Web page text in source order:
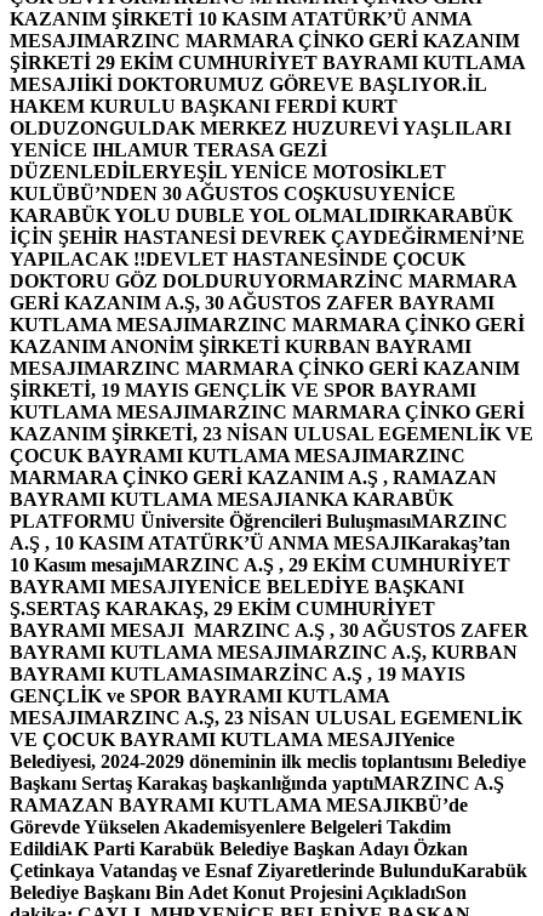
KAZANIM ŞİRKETİ 10 KASIM ATATÜRK’Ü ANMA
MESAJIMARZINC MARMARA ÇİNKO GERİ KAZANIM
ŞİRKETİ 29 EKİM CUMHURİYET BAYRAMI KUTLAMA
MESAJIİKİ DOKTORUMUZ GÖREVE BAŞLIYOR.İL
HAKEM KURULU BAŞKANI FERDİ KURT
OLDUZONGULDAK MERKEZ HUZUREVİ YAŞLILARI
YENİCE IHLAMUR TERASA GEZİ
DÜZENLEDİLERYEŞİL YENİCE MOTOSİKLET
KULÜBÜ’NDEN 30 AĞUSTOS COŞKUSUYENİCE
KARABÜK YOLU DUBLE YOL OLMALIDIRKARABÜK
İÇİN ŞEHİR HASTANESİ DEVREK ÇAYDEĞİRMENİ’NE
YAPILACAK !!DEVLET HASTANESİNDE ÇOCUK
DOKTORU GÖZ DOLDURUYORMARZİNC MARMARA
GERİ KAZANIM A.Ş, 30 AĞUSTOS ZAFER BAYRAMI
KUTLAMA MESAJIMARZINC MARMARA ÇİNKO GERİ
KAZANIM ANONİM ŞİRKETİ KURBAN BAYRAMI
MESAJIMARZINC MARMARA ÇİNKO GERİ KAZANIM
ŞİRKETİ, 19 MAYIS GENÇLİK VE SPOR BAYRAMI
KUTLAMA MESAJIMARZINC MARMARA ÇİNKO GERİ
KAZANIM ŞİRKETİ, 23 NİSAN ULUSAL EGEMENLİK VE
ÇOCUK BAYRAMI KUTLAMA MESAJIMARZINC
MARMARA ÇİNKO GERİ KAZANIM A.Ş , RAMAZAN
BAYRAMI KUTLAMA MESAJIANKA KARABÜK
PLATFORMU Üniversite Öğrencileri BuluşmasıMARZINC
A.Ş , 10 KASIM ATATÜRK’Ü ANMA MESAJIKarakaş’tan
10 Kasım mesajıMARZINC A.Ş , 29 EKİM CUMHURİYET
BAYRAMI MESAJIYENİCE BELEDİYE BAŞKANI
Ş.SERTAŞ KARAKAŞ, 29 EKİM CUMHURİYET
BAYRAMI MESAJI MARZINC A.Ş , 30 AĞUSTOS ZAFER
BAYRAMI KUTLAMA MESAJIMARZINC A.Ş, KURBAN
BAYRAMI KUTLAMASIMARZİNC A.Ş , 19 MAYIS
GENÇLİK ve SPOR BAYRAMI KUTLAMA
MESAJIMARZINC A.Ş, 23 NİSAN ULUSAL EGEMENLİK
VE ÇOCUK BAYRAMI KUTLAMA MESAJIYenice
Belediyesi, 2024-2029 döneminin ilk meclis toplantısını Belediye
Başkanı Sertaş Karakaş başkanlığında yaptıMARZINC A.Ş
RAMAZAN BAYRAMI KUTLAMA MESAJIKBÜ’de
Görevde Yükselen Akademisyenlere Belgeleri Takdim
EdildiAK Parti Karabük Belediye Başkan Adayı Özkan
Çetinkaya Vatandaş ve Esnaf Ziyaretlerinde BulunduKarabük
Belediye Başkanı Bin Adet Konut Projesini AçıkladıSon